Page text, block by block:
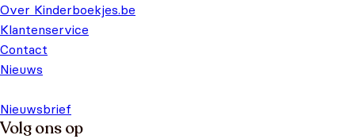
Over Kinderboekjes.be
Klantenservice
Contact
Nieuws
Nieuwsbrief
Volg ons op